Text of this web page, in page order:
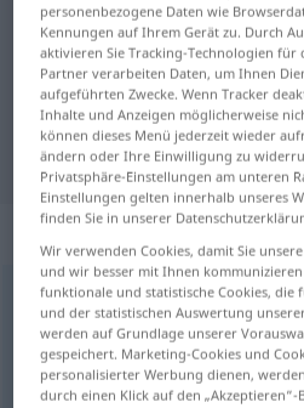
Deutsch-Ungarisch
für "aufbewahren"
"aufbewahren"
Übersetzung
„aufbewahren“
aufbewahren
Übersicht aller
(Für mehr Details die Übersetzung
personenbezogene Daten wie
Kennungen auf Ihrem Gerät zu. Durch
aktivieren Sie Tracking-Technologien für
Partner verarbeiten Daten, um Ihnen
aufgeführten Zwecke. Wenn Tracker
Inhalte und Anzeigen möglicherweise
können dieses Menü jederzeit wieder
ändern oder Ihre Einwilligung zu
Privatsphäre-Einstellungen am unteren
Einstellungen gelten innerhalb unseres
finden Sie in unserer
Wir verwenden Cookies, damit Sie
und wir besser mit Ihnen
funktionale und statistische Cookies, die
und der statistischen Auswertung
werden auf Grundlage unserer
gespeichert. Marketing-Cookies und
personalisierter Werbung dienen,
durch einen Klick auf den